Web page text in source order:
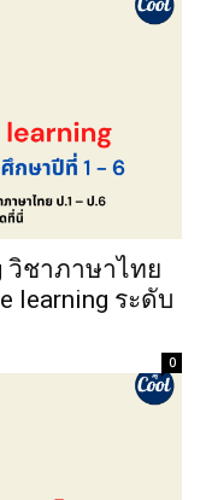
วิชาภาษาไทย
learning ระดับ
0